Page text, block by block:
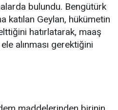
bulundu. Bengütürk
katılan Geylan, hükümetin
hatırlatarak, maaş
alınması gerektiğini